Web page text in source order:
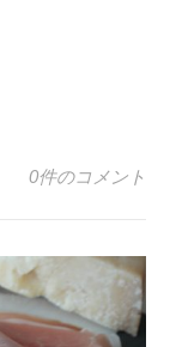
0件のコメント